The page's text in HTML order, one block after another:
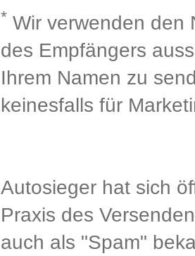
* Wir verwenden den
des Empfängers
Ihrem Namen zu
keinesfalls für
Autosieger hat sich
Praxis des
auch als "Spam"